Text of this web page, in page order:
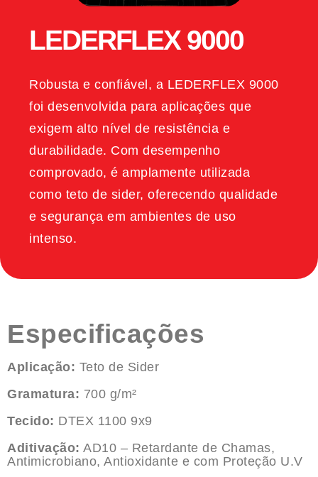
LEDERFLEX 9000
Robusta e confiável, a LEDERFLEX 9000
foi desenvolvida para aplicações que
exigem alto nível de resistência e
durabilidade. Com desempenho
comprovado, é amplamente utilizada
como teto de sider, oferecendo qualidade
e segurança em ambientes de uso
intenso.
Especificações
Aplicação: Teto de Sider
Gramatura: 700 g/m²
Tecido: DTEX 1100 9x9
Aditivação: AD10 – Retardante de Chamas,
Antimicrobiano, Antioxidante e com Proteção U.V